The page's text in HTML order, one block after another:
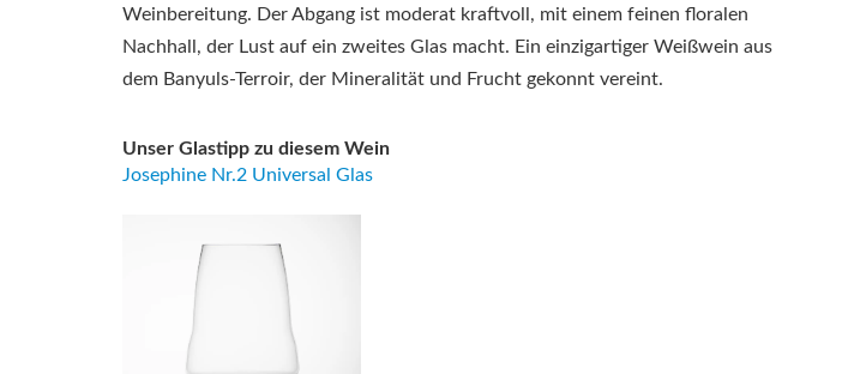
Weinbereitung. Der Abgang ist moderat kraftvoll, mit einem feinen floralen
Nachhall, der Lust auf ein zweites Glas macht. Ein einzigartiger Weißwein aus
dem Banyuls-Terroir, der Mineralität und Frucht gekonnt vereint.
Unser Glastipp zu diesem Wein
Josephine Nr.2 Universal Glas